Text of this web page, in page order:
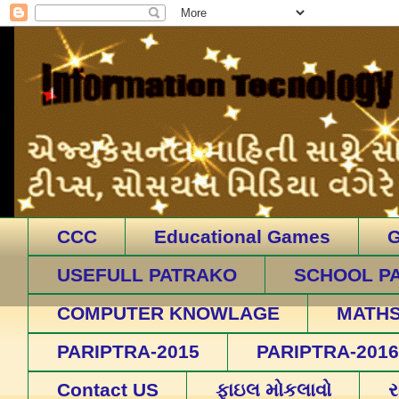
CCC Educational Games
USEFULL PATRAKO
SCHOOL
COMPUTER KNOWLAGE
PARIPTRA-2015
PARIPTRA-2016
Contact US
ફાઇલ મોકલાવો